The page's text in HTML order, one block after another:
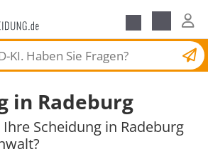
Scheidungsantrag
in Radeburg
Scheidung in Radeburg